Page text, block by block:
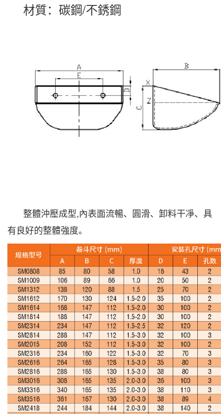
材質：碳鋼/不銹鋼
整體沖壓成型,內表面流暢、圓滑、 卸料干凈、 具
有良好的整體強度。